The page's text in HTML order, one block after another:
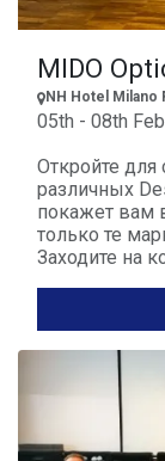
MIDO
NH Hotel Milano
05th - 08th
Откройте для
различных
покажет вам
только те
Заходите на